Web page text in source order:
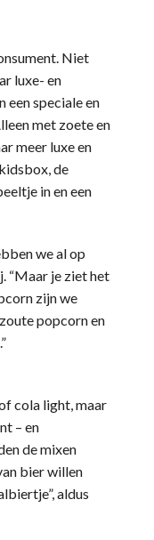
Niet
luxe- en
een speciale en
met zoete en
meer luxe en
de
in en een
we al op
“Maar je ziet het
zijn we
popcorn en
cola light, maar
– en
de mixen
bier willen
aldus